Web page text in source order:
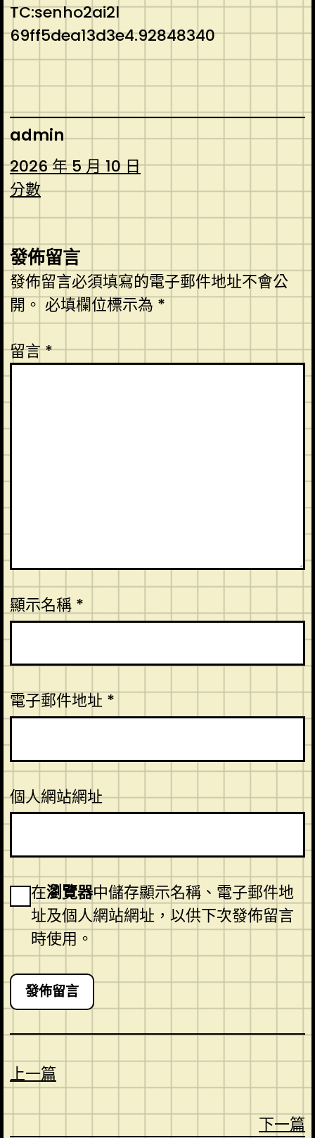
TC:senho2ai2l
69ff5dea13d3e4.92848340
admin
2026 年 5 月 10 日
分數
發佈留言
發佈留言必須填寫的電子郵件地址不會公
開。必填欄位標示為*
留言*
顯示名稱 *
電子郵件地址 *
個人網站網址
在瀏覽器中儲存顯示名稱、電子郵件地
址及個人網站網址，以供下次發佈留言
時使用。
上一篇
下一篇